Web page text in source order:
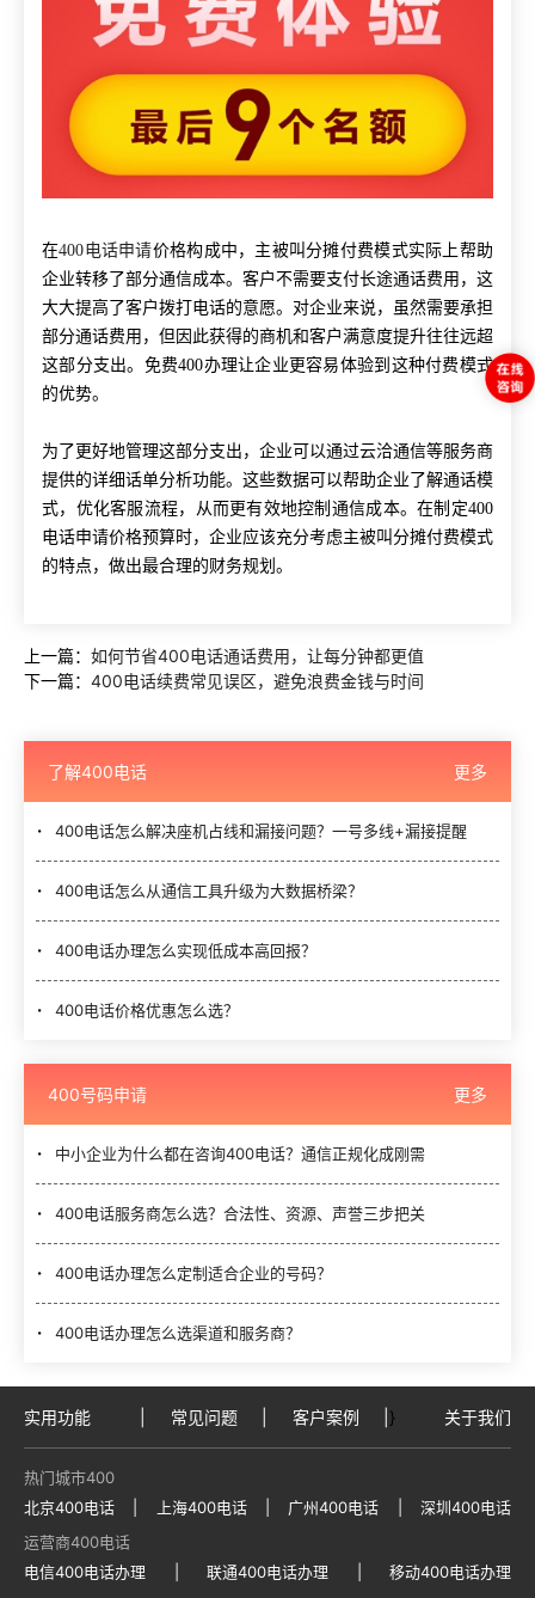
在400电话申请价格构成中，主被叫分摊付费模式实际上帮助
企业转移了部分通信成本。客户不需要支付长途通话费用，这
大大提高了客户拨打电话的意愿。对企业来说，虽然需要承担
部分通话费用，但因此获得的商机和客户满意度提升往往远超
这部分支出。免费400办理让企业更容易体验到这种付费模式
的优势。
为了更好地管理这部分支出，企业可以通过云洽通信等服务商
提供的详细话单分析功能。这些数据可以帮助企业了解通话模
式，优化客服流程，从而更有效地控制通信成本。在制定400
电话申请价格预算时，企业应该充分考虑主被叫分摊付费模式
的特点，做出最合理的财务规划。
上一篇： 如何节省400电话通话费用，让每分钟都更值
下一篇： 400电话续费常见误区，避免浪费金钱与时间
了解400电话 更多
400电话怎么解决座机占线和漏接问题？一号多线+漏接提醒
400电话怎么从通信工具升级为大数据桥梁？
400电话办理怎么实现低成本高回报？
400电话价格优惠怎么选？
400号码申请 更多
中小企业为什么都在咨询400电话？通信正规化成刚需
400电话服务商怎么选？合法性、资源、声誉三步把关
400电话办理怎么定制适合企业的号码？
400电话办理怎么选渠道和服务商？
实用功能 常见问题 客户案例 } 关于我们
热门城市400
北京400电话
上海400电话 广州400电话
深圳400电话
运营商400电话
电信400电话办理
联通400电话办理 移动400电话办理